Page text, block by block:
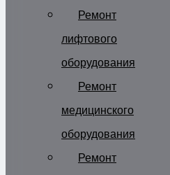
Ремонт
лифтового
оборудования
Ремонт
медицинского
оборудования
Ремонт